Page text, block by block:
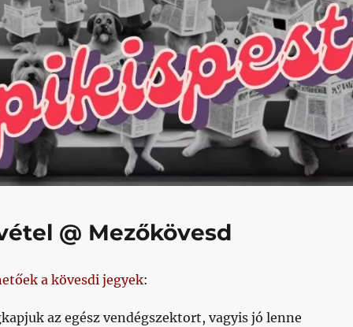
@ Mezőkövesd
a kövesdi jegyek:
az egész vendégszektort, vagyis jó lenne